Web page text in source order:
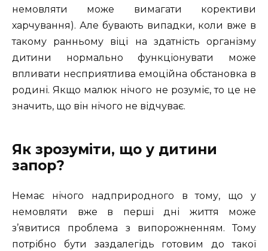
немовляти може вимагати корективи
харчування). Але бувають випадки, коли вже в
такому ранньому віці на здатність організму
дитини нормально функціонувати може
впливати несприятлива емоційна обстановка в
родині. Якщо малюк нічого не розуміє, то це не
значить, що він нічого не відчуває.
Як зрозуміти, що у дитини
запор?
Немає нічого надприродного в тому, що у
немовляти вже в перші дні життя може
з’явитися проблема з випорожненням. Тому
потрібно бути заздалегідь готовим до такої